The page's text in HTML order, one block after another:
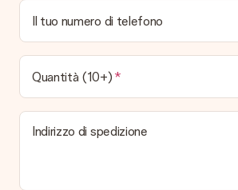
Quali sono le opzioni di consegna
sill'opzione da selezionare contatta il
Pagamento
Come posso pagare il mio ordine?
É possibile scegliere tra le seguenti
Il tuo numero di telefono
Quantità (10+)
Indirizzo di spedizione